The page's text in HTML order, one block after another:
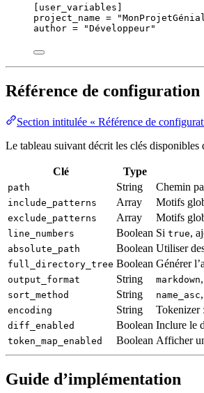
[user_variables]
project_name = "
author = "Développeur"
Référence de configuration
Section intitulée « Référence de
Le tableau suivant décrit les clés
Clé Type
path String Chemin
include_patterns Array Motifs
exclude_patterns Array Motifs
line_numbers Boolean Si true,
absolute_path Boolean Utiliser
full_directory_tree Boolean Générer
output_format String markdown,
sort_method String name_asc,
encoding String Tokenizer :
diff_enabled Boolean Inclure le
token_map_enabled Boolean Afficher
Guide d’implémentation